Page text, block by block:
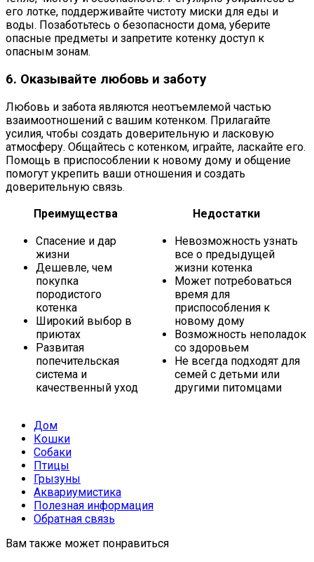
его лотке, поддерживайте чистоту миски для еды и
воды. Позаботьтесь о безопасности дома, уберите
опасные предметы и запретите котенку доступ к
опасным зонам.
6. Оказывайте любовь и заботу
Любовь и забота являются неотъемлемой частью
взаимоотношений с вашим котенком. Прилагайте
усилия, чтобы создать доверительную и ласковую
атмосферу. Общайтесь с котенком, играйте, ласкайте его.
Помощь в приспособлении к новому дому и общение
помогут укрепить ваши отношения и создать
доверительную связь.
Преимущества
Недостатки
Спасение и дар
жизни
Дешевле, чем
покупка
породистого
котенка
Широкий выбор в
приютах
Развитая
попечительская
система и
качественный уход
Невозможность узнать
все о предыдущей
жизни котенка
Может потребоваться
время для
приспособления к
новому дому
Возможность неполадок
со здоровьем
Не всегда подходят для
семей с детьми или
другими питомцами
Дом
Кошки
Собаки
Птицы
Грызуны
Аквариумистика
Полезная информация
Обратная связь
Вам также может понравиться